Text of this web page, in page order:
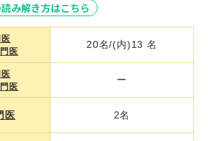
み解き方はこちら
医
医
医
20名/(内)13 名
ー
2名